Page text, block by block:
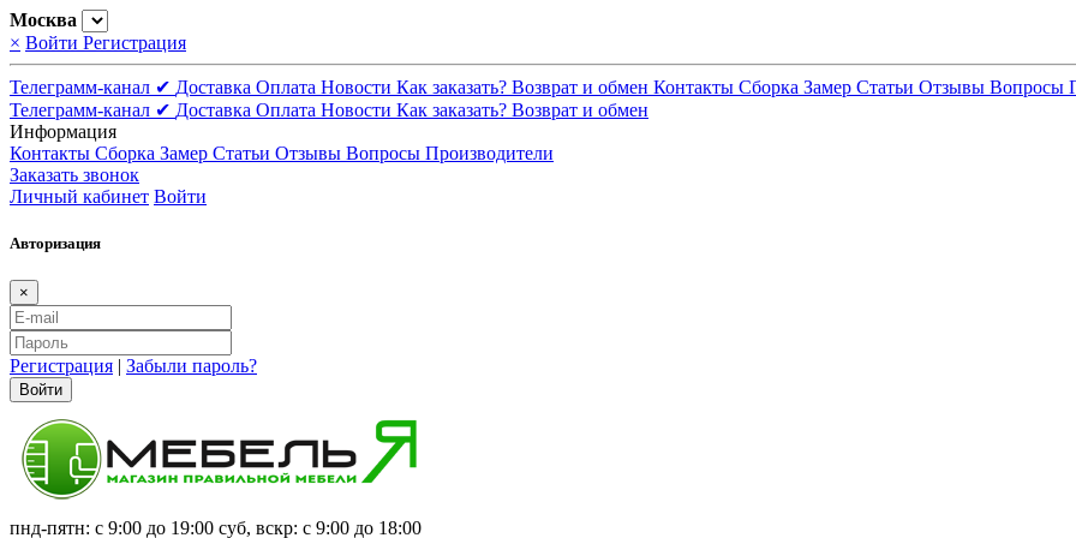
Москва
× Войти Регистрация
Телеграмм-канал ✔ Доставка Оплата Новости Как заказать? Возврат и обмен Контакты Сборка Замер Статьи Отзывы Вопросы
Телеграмм-канал ✔ Доставка Оплата Новости Как заказать? Возврат и обмен
Информация
Контакты Сборка Замер Статьи Отзывы Вопросы Производители
Заказать звонок
Личный кабинет Войти
Авторизация
×
Регистрация | Забыли пароль?
Войти
пнд-пятн: с 9:00 до 19:00 суб, вскр: с 9:00 до 18:00